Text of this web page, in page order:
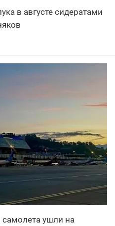
в августе сидератами
ушли на